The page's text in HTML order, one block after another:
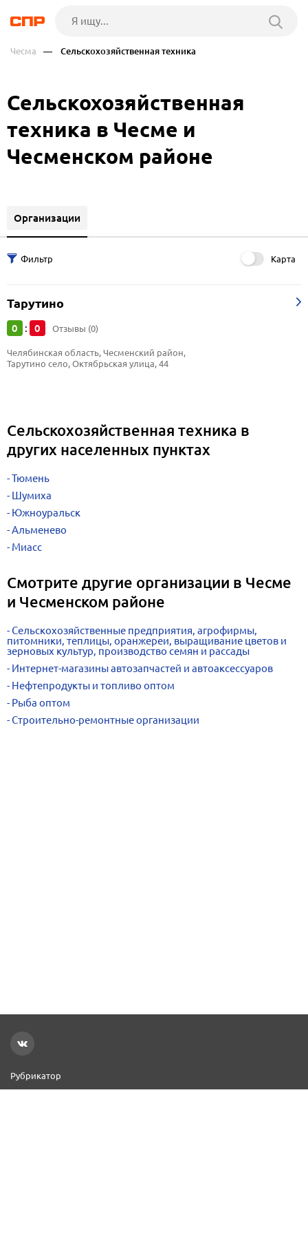
Чесма — Сельскохозяйственная техника
Сельскохозяйственная
техника в Чесме и
Чесменском районе
Организации
Карта
Тарутино
0 : 0 Отзывы (0)
Челябинская область, Чесменский район,
Тарутино село, Октябрьская улица, 44
Сельскохозяйственная техника в
других населенных пунктах
Тюмень
Шумиха
Южноуральск
Альменево
Миасс
Смотрите другие организации в Чесме
и Чесменском районе
Сельскохозяйственные предприятия, агрофирмы,
питомники, теплицы, оранжереи, выращивание цветов и
зерновых культур, производство семян и рассады
Интернет-магазины автозапчастей и автоаксессуаров
Нефтепродукты и топливо оптом
Рыба оптом
Строительно-ремонтные организации
Рубрикатор